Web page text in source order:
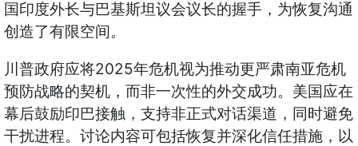
国印度外长与巴基斯坦议会议长的握手，为恢复沟通
创造了有限空间。
川普政府应将2025年危机视为推动更严肃南亚危机
预防战略的契机，而非一次性的外交成功。美国应在
幕后鼓励印巴接触，支持非正式对话渠道，同时避免
干扰进程。讨论内容可包括恢复并深化信任措施，以